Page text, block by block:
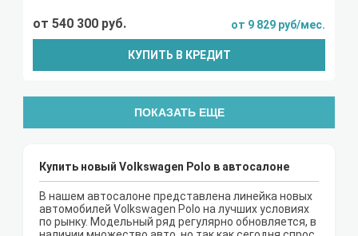
от 540 300 руб. от 9 829 руб/мес.
КУПИТЬ В КРЕДИТ
ПОКАЗАТЬ ЕЩЕ
Купить новый Volkswagen Polo в автосалоне
В нашем автосалоне представлена линейка новых
автомобилей Volkswagen Polo на лучших условиях
по рынку. Модельный ряд регулярно обновляется, в